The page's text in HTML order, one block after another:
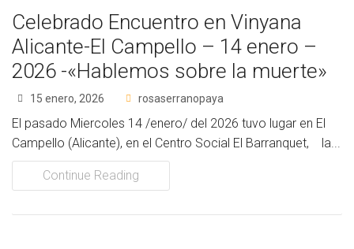
Celebrado Encuentro en Vinyana
Alicante-El Campello – 14 enero –
2026 -«Hablemos sobre la muerte»
15 enero, 2026 rosaserranopaya
El pasado Miercoles 14 /enero/ del 2026 tuvo lugar en El
Campello (Alicante), en el Centro Social El Barranquet, la...
Continue Reading